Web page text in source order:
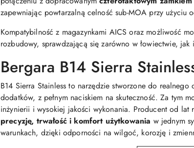
zapewniając powtarzalną celność sub-MOA przy użyciu
Kompatybilność z magazynkami AICS oraz możliwość
rozbudowy, sprawdzającą się zarówno w łowiectwie,
Bergara B14 Sierra
B14 Sierra Stainless to narzędzie stworzone do
dodatków, z pełnym naciskiem na skuteczność. Za tym
inżynierii i wysokiej jakości wykonania. Producent od lat
precyzję, trwałość i komfort użytkowania w jednym
warunkach, dzięki odporności na wilgoć, korozję i